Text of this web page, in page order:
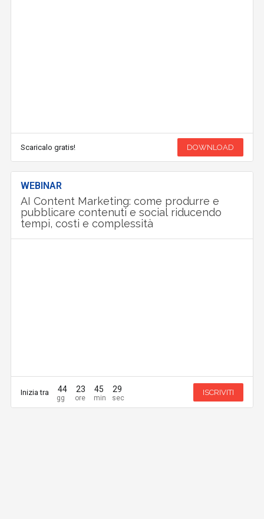
Scaricalo gratis! DOWNLOAD
WEBINAR
AI Content Marketing: come produrre e
pubblicare contenuti e social riducendo
tempi, costi e complessità
Inizia tra 44 23 45 28 ISCRIVITI